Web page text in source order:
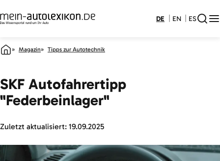
DE EN ES
Magazin Tipps zur Autotechnik
SKF Autofahrertipp
"Federbeinlager"
Zuletzt aktualisiert: 19.09.2025